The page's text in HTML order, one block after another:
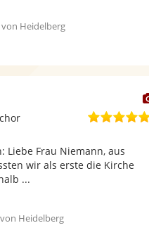
von Heidelberg
Liebe Frau Niemann, aus
wir als erste die Kirche
...
Heidelberg